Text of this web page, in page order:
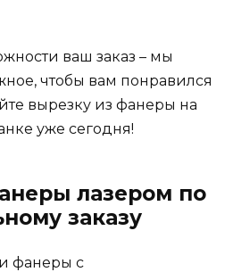
ваш заказ – мы
чтобы вам понравился
вырезку из фанеры на
уже сегодня!
лазером по
заказу
фанеры с